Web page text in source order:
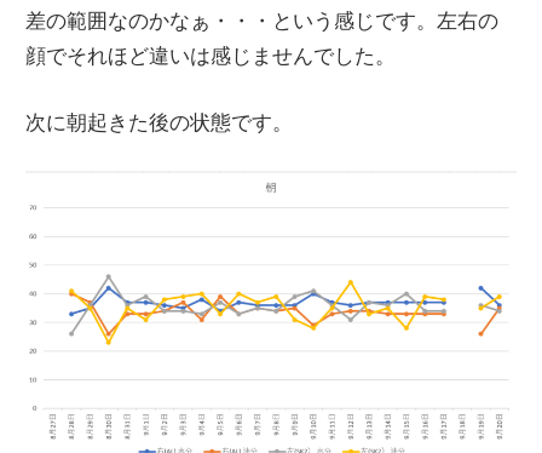
差の範囲なのかなぁ・・・という感じです。左右の
顔でそれほど違いは感じませんでした。
次に朝起きた後の状態です。